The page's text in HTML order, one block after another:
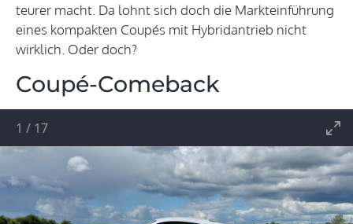
teurer macht. Da lohnt sich doch die Markteinführung
eines kompakten Coupés mit Hybridantrieb nicht
wirklich. Oder doch?
Coupé-Comeback
1 / 17